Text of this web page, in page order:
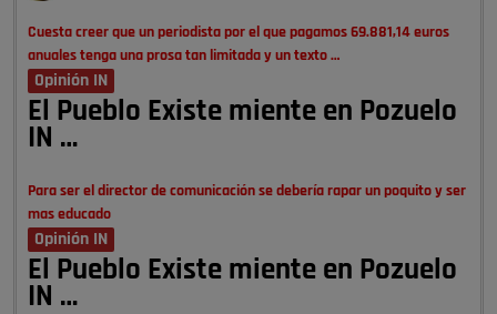
Cuesta creer que un periodista por el que pagamos 69.881,14 euros
anuales tenga una prosa tan limitada y un texto …
Opinión IN
El Pueblo Existe miente en Pozuelo
IN …
Para ser el director de comunicación se debería rapar un poquito y ser
mas educado
Opinión IN
El Pueblo Existe miente en Pozuelo
IN …